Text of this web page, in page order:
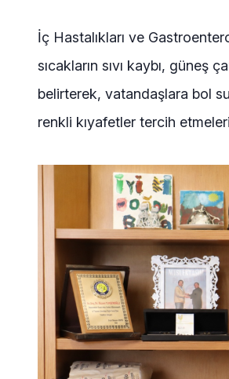
İç Hastalıkları ve
sıcakların sıvı kaybı, güneş
belirterek, vatandaşlara bol
renkli kıyafetler tercih